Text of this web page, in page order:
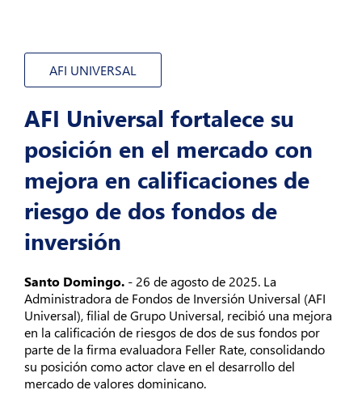
Cliente
Sobre
Nosotros
arrow_forward_ios
Nuestros
Sitios
arrow_forward_ios
AFI UNIVERSAL
AFI Universal fortalece su
posición en el mercado con
mejora en calificaciones de
riesgo de dos fondos de
inversión
Santo Domingo. - 26 de agosto de 2025. La
Administradora de Fondos de Inversión Universal (AFI
Universal), filial de Grupo Universal, recibió una mejora
en la calificación de riesgos de dos de sus fondos por
parte de la firma evaluadora Feller Rate, consolidando
su posición como actor clave en el desarrollo del
mercado de valores dominicano.